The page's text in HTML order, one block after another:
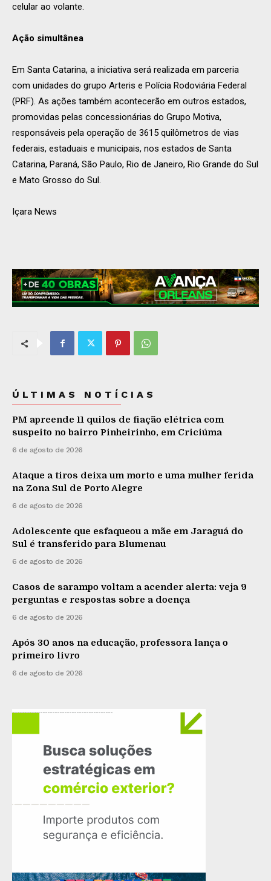
celular ao volante.
Ação simultânea
Em Santa Catarina, a iniciativa será realizada em parceria
com unidades do grupo Arteris e Polícia Rodoviária Federal
(PRF). As ações também acontecerão em outros estados,
promovidas pelas concessionárias do Grupo Motiva,
responsáveis pela operação de 3615 quilômetros de vias
federais, estaduais e municipais, nos estados de Santa
Catarina, Paraná, São Paulo, Rio de Janeiro, Rio Grande do Sul
e Mato Grosso do Sul.
Içara News
ÚLTIMAS NOTÍCIAS
PM apreende 11 quilos de fiação elétrica com
suspeito no bairro Pinheirinho, em Criciúma
6 de agosto de 2026
Ataque a tiros deixa um morto e uma mulher ferida
na Zona Sul de Porto Alegre
6 de agosto de 2026
Adolescente que esfaqueou a mãe em Jaraguá do
Sul é transferido para Blumenau
6 de agosto de 2026
Casos de sarampo voltam a acender alerta: veja 9
perguntas e respostas sobre a doença
6 de agosto de 2026
Após 30 anos na educação, professora lança o
primeiro livro
6 de agosto de 2026